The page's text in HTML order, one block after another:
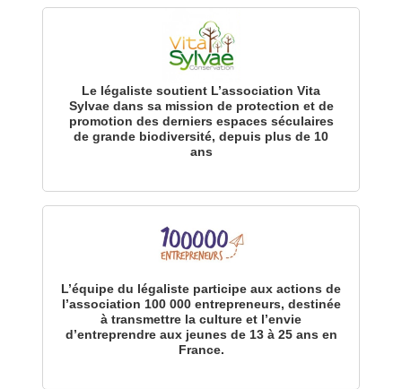
Le légaliste soutient L’association Vita
Sylvae dans sa mission de protection et de
promotion des derniers espaces séculaires
de grande biodiversité, depuis plus de 10
ans
L’équipe du légaliste participe aux actions de
l’association 100 000 entrepreneurs, destinée
à transmettre la culture et l’envie
d’entreprendre aux jeunes de 13 à 25 ans en
France.